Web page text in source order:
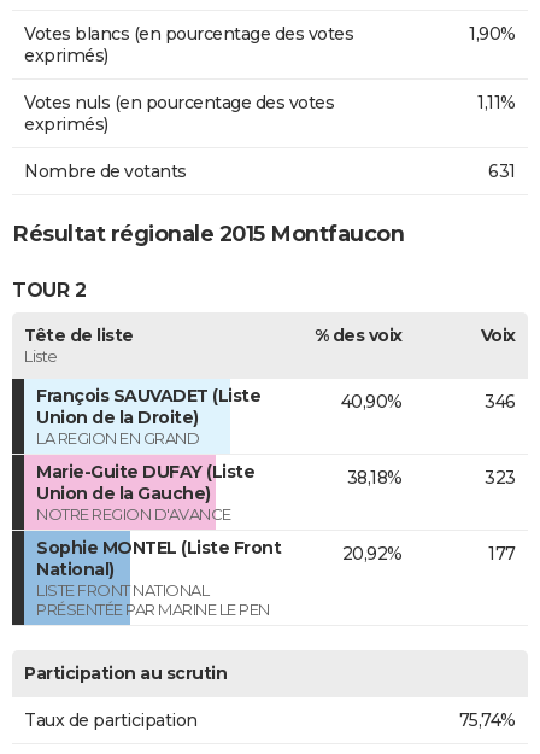
Votes blancs (en pourcentage des votes
exprimés)
1,90%
Votes nuls (en pourcentage des votes
exprimés)
1,11%
Nombre de votants 631
Résultat régionale 2015 Montfaucon
TOUR 2
Tête de liste
Liste
% des voix Voix
François SAUVADET (Liste
Union de la Droite)
LA REGION EN GRAND
40,90% 346
Marie-Guite DUFAY (Liste
Union de la Gauche)
NOTRE REGION D'AVANCE
38,18% 323
Sophie MONTEL (Liste Front
National)
LISTE FRONT NATIONAL
PRÉSENTÉE PAR MARINE LE PEN
20,92% 177
Participation au scrutin
Taux de participation 75,74%